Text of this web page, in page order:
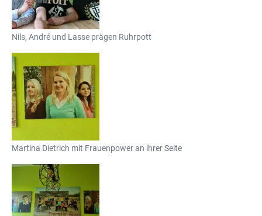
Nils, André und Lasse prägen Ruhrpott
Martina Dietrich mit Frauenpower an ihrer Seite